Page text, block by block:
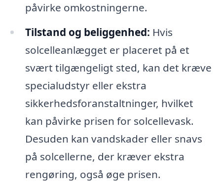
påvirke omkostningerne.
Tilstand og beliggenhed: Hvis
solcelleanlægget er placeret på et
svært tilgængeligt sted, kan det kræve
specialudstyr eller ekstra
sikkerhedsforanstaltninger, hvilket
kan påvirke prisen for solcellevask.
Desuden kan vandskader eller snavs
på solcellerne, der kræver ekstra
rengøring, også øge prisen.